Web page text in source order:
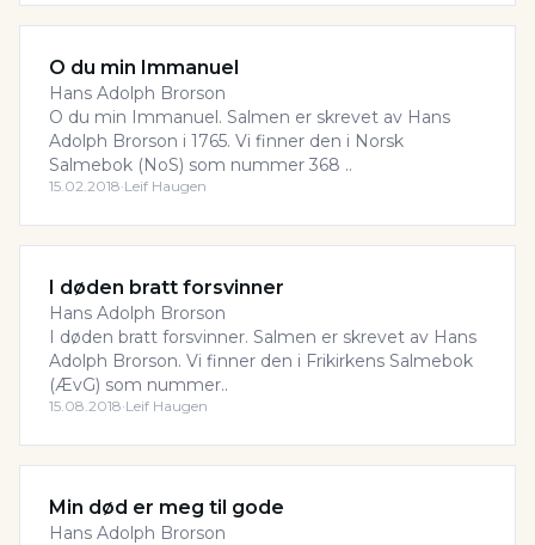
O du min Immanuel
Hans Adolph Brorson
O du min Immanuel. Salmen er skrevet av Hans
Adolph Brorson i 1765. Vi finner den i Norsk
Salmebok (NoS) som nummer 368 ..
15.02.2018·Leif Haugen
I døden bratt forsvinner
Hans Adolph Brorson
I døden bratt forsvinner. Salmen er skrevet av Hans
Adolph Brorson. Vi finner den i Frikirkens Salmebok
(ÆvG) som nummer..
15.08.2018·Leif Haugen
Min død er meg til gode
Hans Adolph Brorson